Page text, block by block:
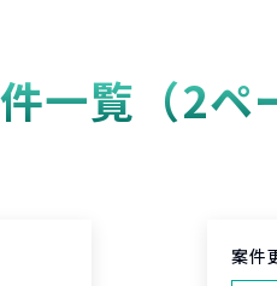
一覧（2ペ
案件